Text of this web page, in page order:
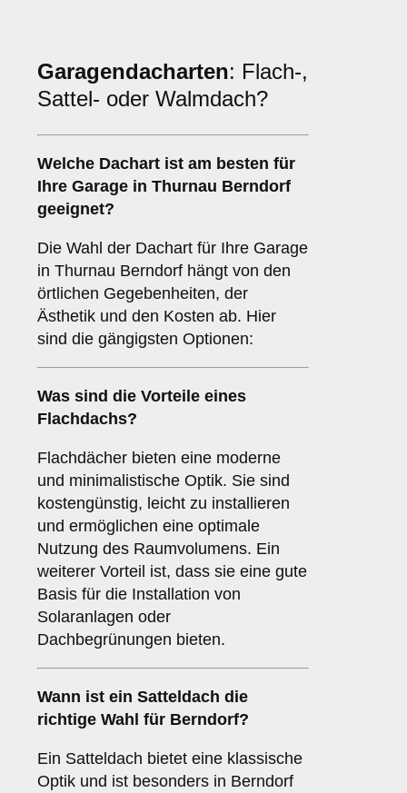
Garagendacharten: Flach-,
Sattel- oder Walmdach?
Welche Dachart ist am besten für
Ihre Garage in Thurnau Berndorf
geeignet?
Die Wahl der Dachart für Ihre Garage
in Thurnau Berndorf hängt von den
örtlichen Gegebenheiten, der
Ästhetik und den Kosten ab. Hier
sind die gängigsten Optionen:
Was sind die Vorteile eines
Flachdachs?
Flachdächer bieten eine moderne
und minimalistische Optik. Sie sind
kostengünstig, leicht zu installieren
und ermöglichen eine optimale
Nutzung des Raumvolumens. Ein
weiterer Vorteil ist, dass sie eine gute
Basis für die Installation von
Solaranlagen oder
Dachbegrünungen bieten.
Wann ist ein Satteldach die
richtige Wahl für Berndorf?
Ein Satteldach bietet eine klassische
Optik und ist besonders in Berndorf